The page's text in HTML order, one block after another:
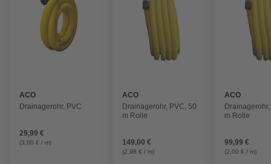
ACO
Drainagerohr, PVC
29,99 €
(3,00 € / m)
ACO
Drainagerohr, PVC, 50
m Rolle
149,00 €
(2,98 € / m)
ACO
m Rolle
99,99 €
(2,00 € / m)